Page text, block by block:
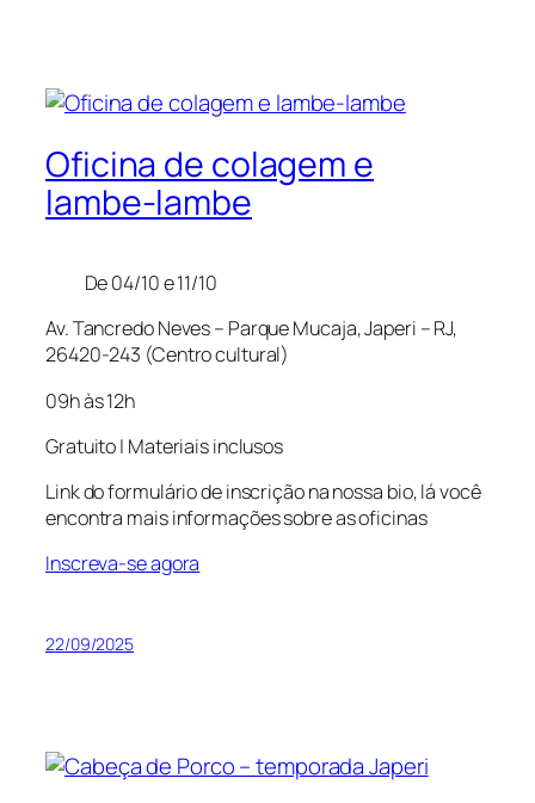
Oficina de colagem e
lambe-lambe
De 04/10 e 11/10
Av. Tancredo Neves – Parque Mucaja, Japeri – RJ,
26420-243 (Centro cultural)
09h às 12h
Gratuito | Materiais inclusos
Link do formulário de inscrição na nossa bio, lá você
encontra mais informações sobre as oficinas
Inscreva-se agora
22/09/2025